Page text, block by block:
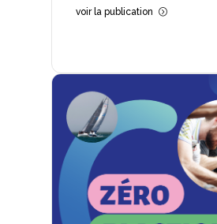
voir la publication =